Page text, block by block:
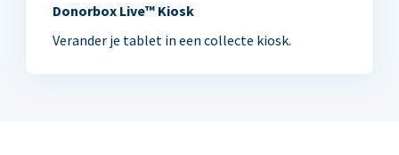
Donorbox Live™ Kiosk
Verander je tablet in een collecte kiosk.